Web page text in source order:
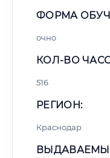
ФОРМА
очно
КОЛ-ВО
516
РЕГИОН:
Краснодар